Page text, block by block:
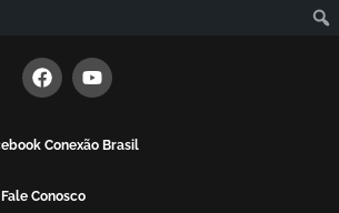
Conexão Brasil
Fale Conosco